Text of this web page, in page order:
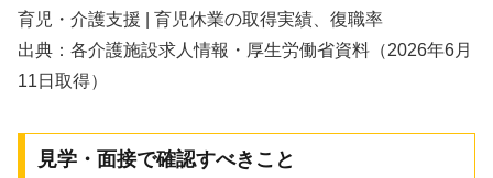
育児・介護支援 | 育児休業の取得実績、復職率
出典：各介護施設求人情報・厚生労働省資料（2026年6月
11日取得）
見学・面接で確認すべきこと